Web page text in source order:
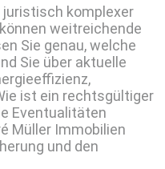
komplexer
weitreichende
Sie genau, welche
Sie über aktuelle
ist ein rechtsgültiger
Eventualitäten
Müller Immobilien
und den